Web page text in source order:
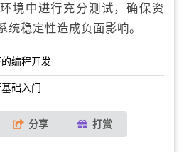
境中进行充分测试，确保资
统稳定性造成负面影响。
编程开发
础入门
分享 打赏